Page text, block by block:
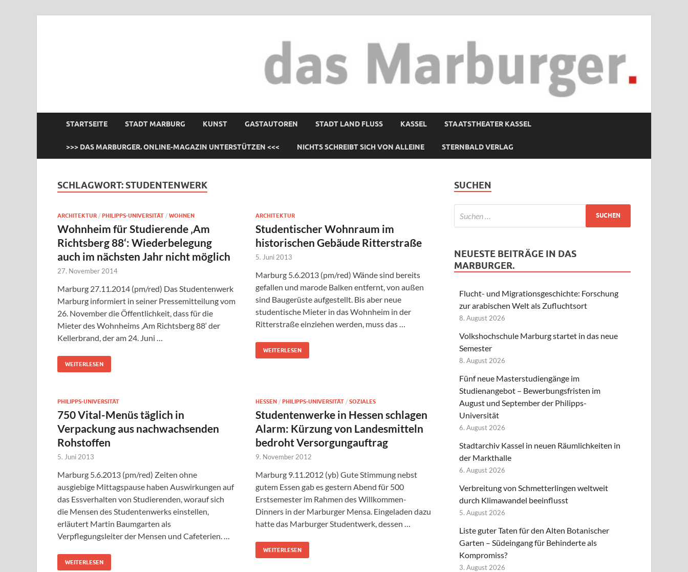
STARTSEITE STADT MARBURG KUNST GASTAUTOREN STADT LAND FLUSS KASSEL STAATSTHEATER KASSEL
>>> DAS MARBURGER. ONLINE-MAGAZIN UNTERSTÜTZEN <<< NICHTS SCHREIBT SICH VON ALLEINE STERNBALD VERLAG
SCHLAGWORT: STUDENTENWERK
ARCHITEKTUR / PHILIPPS-UNIVERSITÄT / WOHNEN
Wohnheim für Studierende ‚Am
Richtsberg 88‘: Wiederbelegung
auch im nächsten Jahr nicht möglich
27. November 2014
Marburg 27.11.2014 (pm/red) Das Studentenwerk
Marburg informiert in seiner Pressemitteilung vom
26. November die Öffentlichkeit, dass für die
Mieter des Wohnheims ‚Am Richtsberg 88‘ der
Kellerbrand, der am 24. Juni …
WEITERLESEN
ARCHITEKTUR
Studentischer Wohnraum im
historischen Gebäude Ritterstraße
5. Juni 2013
Marburg 5.6.2013 (pm/red) Wände sind bereits
gefallen und marode Balken entfernt, von außen
sind Baugerüste aufgestellt. Bis aber neue
studentische Mieter in das Wohnheim in der
Ritterstraße einziehen werden, muss das …
WEITERLESEN
PHILIPPS-UNIVERSITÄT
750 Vital-Menüs täglich in
Verpackung aus nachwachsenden
Rohstoffen
5. Juni 2013
Marburg 5.6.2013 (pm/red) Zeiten ohne
ausgiebige Mittagspause haben Auswirkungen auf
das Essverhalten von Studierenden, worauf sich
die Mensen des Studentenwerks einstellen,
erläutert Martin Baumgarten als
Verpflegungsleiter der Mensen und Cafeterien. …
WEITERLESEN
HESSEN / PHILIPPS-UNIVERSITÄT / SOZIALES
Studentenwerke in Hessen schlagen
Alarm: Kürzung von Landesmitteln
bedroht Versorgungauftrag
9. November 2012
Marburg 9.11.2012 (yb) Gute Stimmung nebst
gutem Essen gab es gestern Abend für 500
Erstsemester im Rahmen des Willkommen-
Dinners in der Marburger Mensa. Eingeladen dazu
hatte das Marburger Studentwerk, dessen …
WEITERLESEN
SUCHEN
NEUESTE BEITRÄGE IN DAS
MARBURGER.
Flucht- und Migrationsgeschichte: Forschung
zur arabischen Welt als Zufluchtsort
8. August 2026
Volkshochschule Marburg startet in das neue
Semester
8. August 2026
Fünf neue Masterstudiengänge im
Studienangebot – Bewerbungsfristen im
August und September der Philipps-
Universität
6. August 2026
Stadtarchiv Kassel in neuen Räumlichkeiten in
der Markthalle
6. August 2026
Verbreitung von Schmetterlingen weltweit
durch Klimawandel beeinflusst
5. August 2026
Liste guter Taten für den Alten Botanischer
Garten – Südeingang für Behinderte als
Kompromiss?
3. August 2026